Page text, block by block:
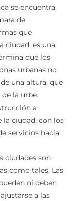
se encuentra
de
que
ciudad, es una
que los
urbanas no
una altura, que
la urbe.
a
la ciudad, con los
servicios hacia
ciudades son
como tales. Las
ni deben
a las